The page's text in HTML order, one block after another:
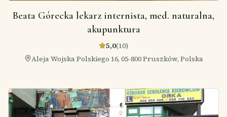
Beata Górecka lekarz internista, med. naturalna,
akupunktura
5,0(10)
Aleja Wojska Polskiego 16, 05-800 Pruszków, Polska